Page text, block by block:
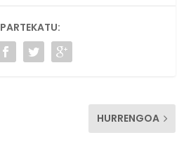
PARTEKATU:
HURRENGOA